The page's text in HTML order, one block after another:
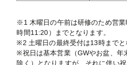
※1 木曜日の午前は研修のため営
時間11:20）までとなります。
※2 土曜日の最終受付は13時までと
※祝日は基本営業（GWやお盆、年
除く）となりますが、それに伴い